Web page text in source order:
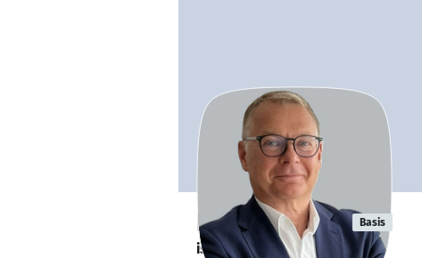
Daniel Huber Basis
ist offen für Projekte. 🔎